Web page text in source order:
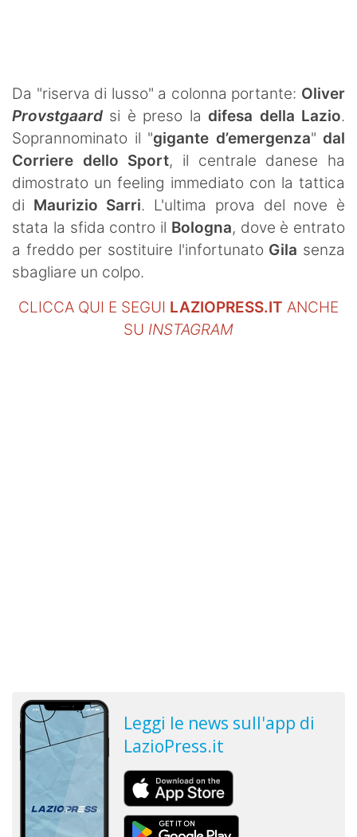
Da "riserva di lusso" a colonna portante: Oliver
Provstgaard si è preso la difesa della Lazio.
Soprannominato il "gigante d’emergenza" dal
Corriere dello Sport, il centrale danese ha
dimostrato un feeling immediato con la tattica
di Maurizio Sarri. L'ultima prova del nove è
stata la sfida contro il Bologna, dove è entrato
a freddo per sostituire l'infortunato Gila senza
sbagliare un colpo.
CLICCA QUI E SEGUI LAZIOPRESS.IT ANCHE
SU INSTAGRAM